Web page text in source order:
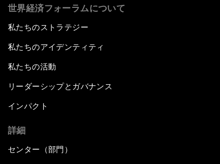
世界経済フォーラムについて
私たちのストラテジー
私たちのアイデンティティ
私たちの活動
リーダーシップとガバナンス
インパクト
詳細
センター（部門）